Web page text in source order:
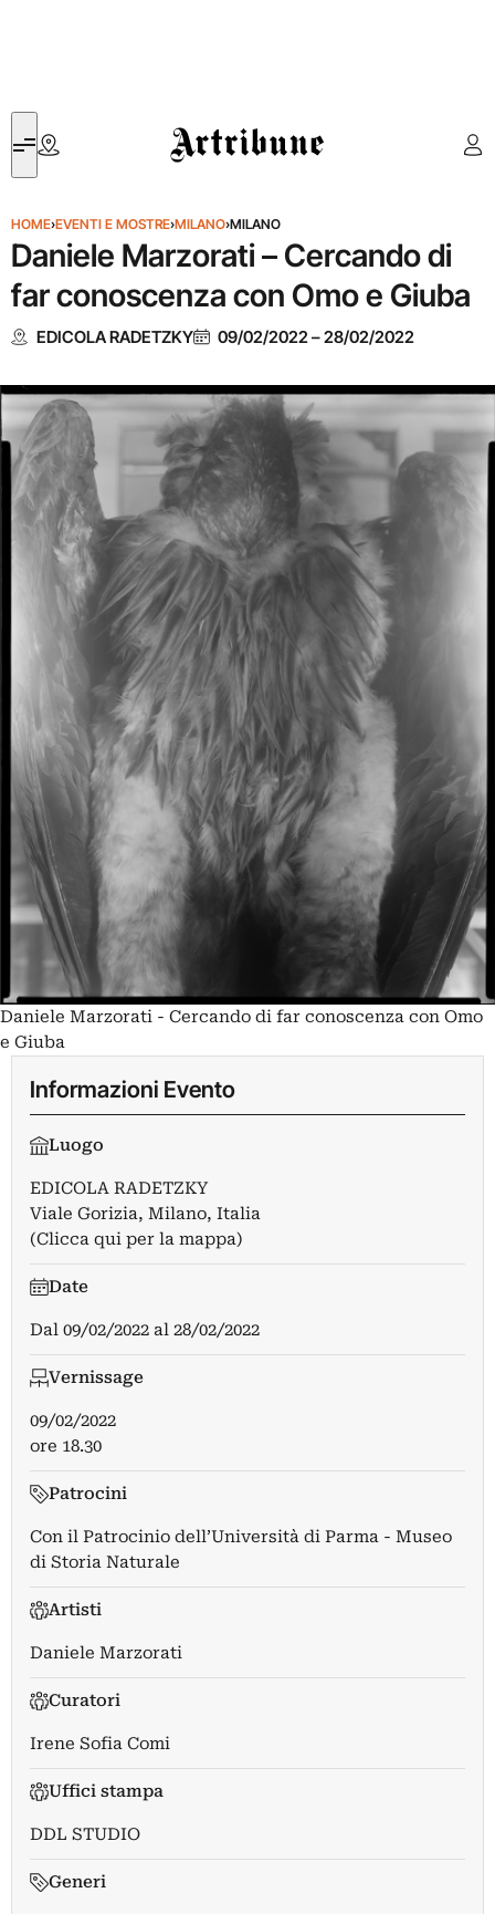
Artribune
HOME›EVENTI E MOSTRE›MILANO›MILANO
Daniele Marzorati – Cercando di
far conoscenza con Omo e Giuba
EDICOLA RADETZKY 09/02/2022–28/02/2022
Daniele Marzorati - Cercando di far conoscenza con Omo
e Giuba
Informazioni Evento
Luogo
EDICOLA RADETZKY
Viale Gorizia, Milano, Italia
(Clicca qui per la mappa)
Date
Dal 09/02/2022 al 28/02/2022
Vernissage
09/02/2022
ore 18.30
Patrocini
Con il Patrocinio dell’Università di Parma - Museo
di Storia Naturale
Artisti
Daniele Marzorati
Curatori
Irene Sofia Comi
Uffici stampa
DDL STUDIO
Generi